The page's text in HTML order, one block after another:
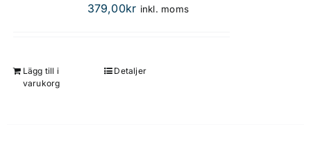
379,00kr inkl. moms
Lägg till i
varukorg
Detaljer